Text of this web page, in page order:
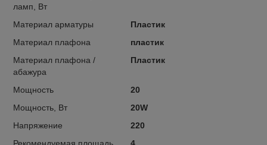
ламп, Вт
Материал арматуры
Пластик
Материал плафона
пластик
Материал плафона /
абажура
Пластик
Мощность
20
Мощность, Вт
20W
Напряжение
220
Рекомендуемая площадь
4